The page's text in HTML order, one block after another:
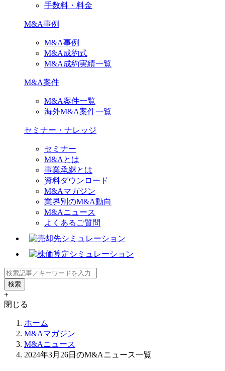
手数料・料金
M&A事例
M&A事例
M&A成約式
M&A成約実績一覧
M&A案件
M&A案件一覧
海外M&A案件一覧
セミナー・ナレッジ
セミナー
M&Aとは
事業承継とは
資料ダウンロード
M&Aマガジン
業界別のM&A動向
M&Aニュース
よくあるご質問
+
閉じる
ホーム
M&Aマガジン
M&Aニュース
2024年3月26日のM&Aニュース一覧